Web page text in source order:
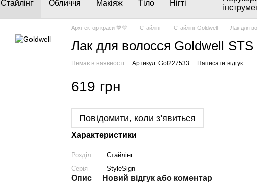
Стайлінг Обличчя Макіяж Тіло Нігті
Архітектор краси 💙💛 Стайлінг Стайлінг Goldwell Лак для
Лак для волосся Goldwell
Немає в наявності Артикул: Gol227533 Написати відгук
619 грн
Повідомити, коли з'явиться
Характеристики
Розділ
Стайлінг
Серія
StyleSign
Опис Новий відгук або коментар